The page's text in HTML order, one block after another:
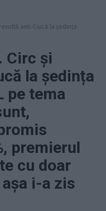
revoltă anti-Ciucă la ședința
Circ și
la ședința
pe tema
premierul
cu doar
i-a zis